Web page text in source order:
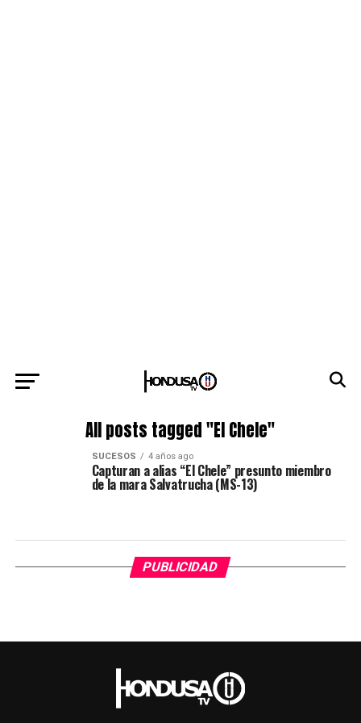
All posts tagged "El Chele"
SUCESOS 4 años ago
Capturan a alias “El Chele” presunto miembro
de la mara Salvatrucha (MS-13)
PUBLICIDAD